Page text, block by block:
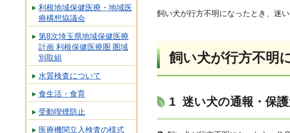
利根地域保健医療・地域医
療構想協議会
第8次埼玉県地域保健医療
計画 利根保健医療圏 圏域
別取組
水質検査について
食生活・食育
受動喫煙防止
医療機関立入検査の様式
飼い犬が行方不明になったとき、迷
飼い犬が行方不明
1 迷い犬の通報・保